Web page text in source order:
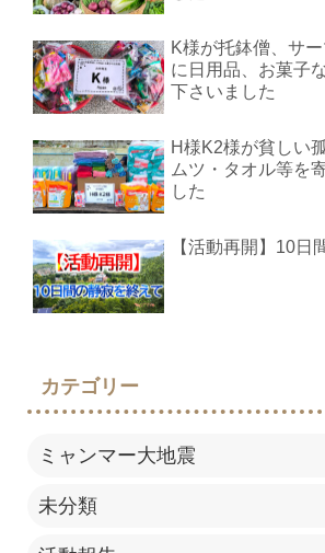
K様が托鉢僧、サ
に日用品、お菓子
下さいました
H様K2様が貧しい
ムツ・タオル等を
した
【活動再開】10日
カテゴリー
ミャンマー大地震
未分類